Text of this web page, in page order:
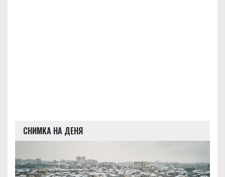
СНИМКА НА ДЕНЯ